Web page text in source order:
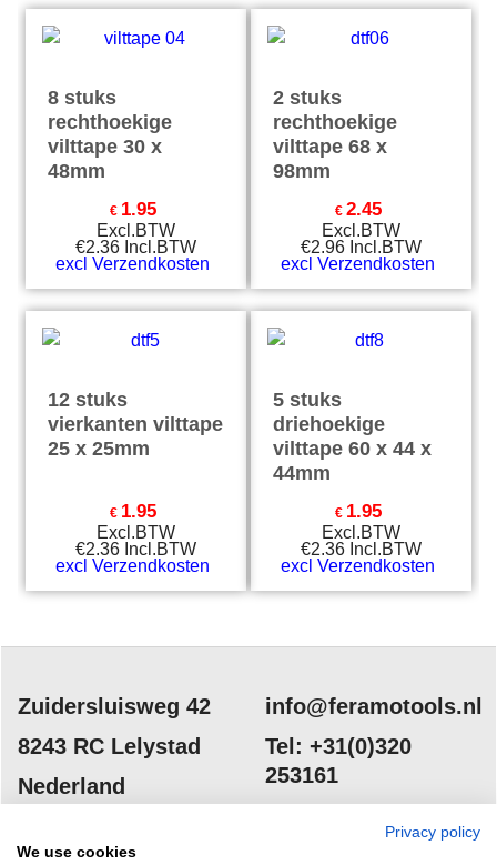
8 stuks
rechthoekige
vilttape 30 x
48mm
€ 1.95
Excl.BTW
€2.36 Incl.BTW
excl Verzendkosten
2 stuks
rechthoekige
vilttape 68 x
98mm
€ 2.45
Excl.BTW
€2.96 Incl.BTW
excl Verzendkosten
12 stuks
vierkanten vilttape
25 x 25mm
€ 1.95
Excl.BTW
€2.36 Incl.BTW
excl Verzendkosten
5 stuks
driehoekige
vilttape 60 x 44 x
44mm
€ 1.95
Excl.BTW
€2.36 Incl.BTW
excl Verzendkosten
Zuidersluisweg 42
8243 RC Lelystad
Nederland
info@feramotools.nl
Tel: +31(0)320
253161
Privacy policy
We use cookies